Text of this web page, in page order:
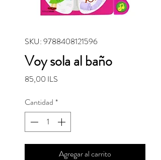
SKU: 9788408121596
Voy sola al baño
85,00 ILS
Cantidad *
Agregar al carrito